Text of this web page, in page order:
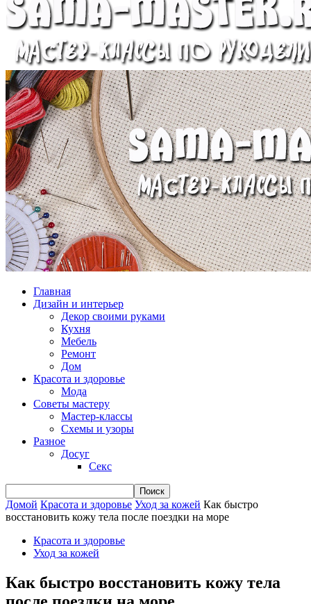
Главная
Дизайн и интерьер
Декор своими руками
Кухня
Мебель
Ремонт
Дом
Красота и здоровье
Мода
Советы мастеру
Мастер-классы
Схемы и узоры
Разное
Досуг
Секс
Домой Красота и здоровье Уход за кожей Как быстро
восстановить кожу тела после поездки на море
Красота и здоровье
Уход за кожей
Как быстро восстановить кожу тела